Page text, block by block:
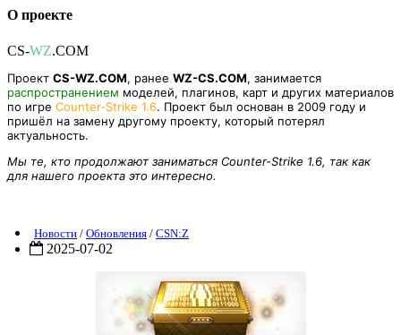
О проекте
CS-WZ.COM
Проект CS-WZ.COM, ранее WZ-CS.COM, занимается
распространением моделей, плагинов, карт и других материалов
по игре Counter-Strike 1.6. Проект был основан в 2009 году и
пришёл на замену другому проекту, который потерял
актуальность.
Мы те, кто продолжают заниматься Counter-Strike 1.6, так как
для нашего проекта это интересно.
Новости / Обновления / CSN:Z
2025-07-02